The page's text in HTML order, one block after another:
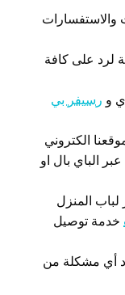
والاستفسارات
لرد على كافة
و رسيفر بي
الكتروني
الباي بال او
المنزل
خدمة توصيل
أي مشكلة من